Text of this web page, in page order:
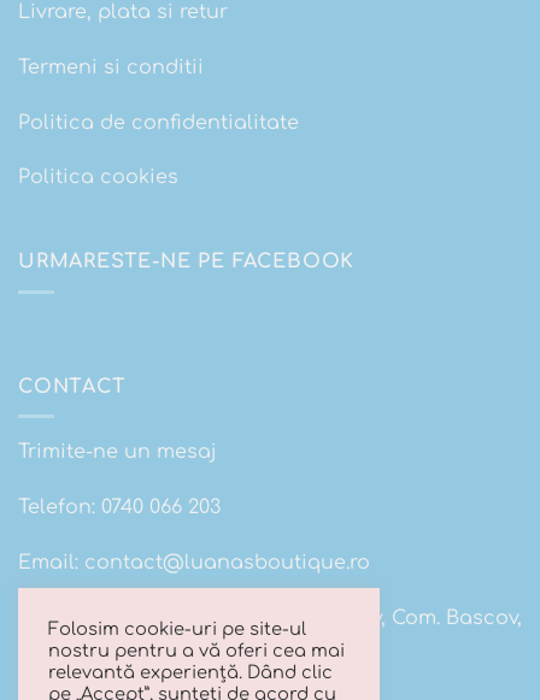
Livrare, plata si retur
Termeni si conditii
Politica de confidentialitate
Politica cookies
URMARESTE-NE PE FACEBOOK
CONTACT
Trimite-ne un mesaj
Telefon: 0740 066 203
Email: contact@luanasboutique.ro
Adresa: Str. Scolii nr 16B, Sat. Bascov, Com. Bascov,
Jud Arges
Folosim cookie-uri pe site-ul
nostru pentru a vă oferi cea mai
relevantă experiență. Dând clic
pe „Accept”, sunteți de acord cu